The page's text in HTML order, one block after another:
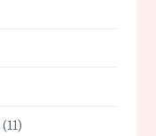
(11)